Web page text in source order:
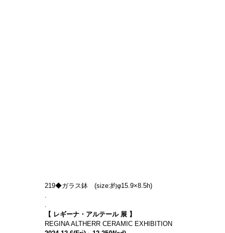
219◆ガラス鉢　(size:約φ15.9×8.5h)
.
.
【 レギーナ・アルテール 展 】
REGINA ALTHERR CERAMIC EXHIBITION